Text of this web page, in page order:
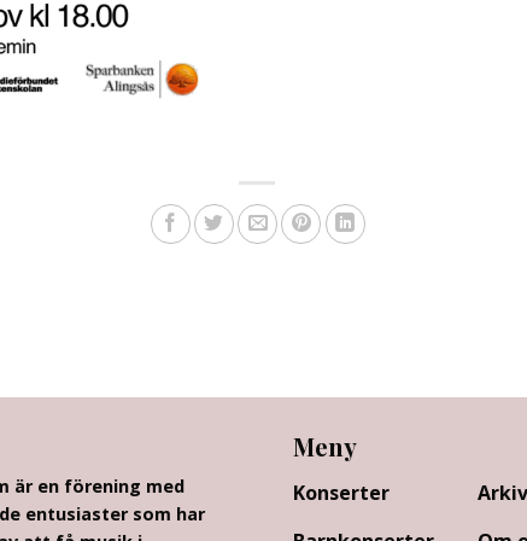
är en förening med
entusiaster som har
Meny
Konserter
Arkiv